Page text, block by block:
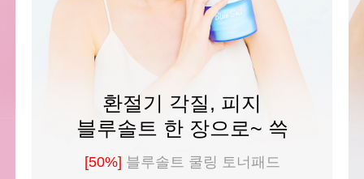
환절기 각질, 피지
블루솔트 한 장으로~ 쓱
[50%] 블루솔트 쿨링 토너패드